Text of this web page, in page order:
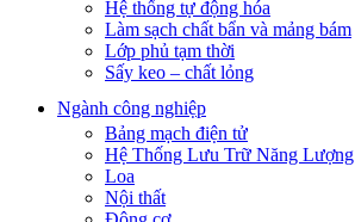
Hệ thống tự động hóa
Làm sạch chất bẩn và mảng bám
Lớp phủ tạm thời
Sấy keo – chất lỏng
Ngành công nghiệp
Bảng mạch điện tử
Hệ Thống Lưu Trữ Năng Lượng
Loa
Nội thất